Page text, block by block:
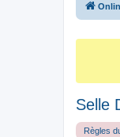
Selle
Règles